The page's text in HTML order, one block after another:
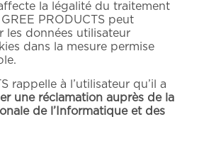
la légalité du traitement
PRODUCTS peut
les données utilisateur
dans la mesure permise
rappelle à l’utilisateur qu’il a
une réclamation auprès de la
de l’Informatique et des